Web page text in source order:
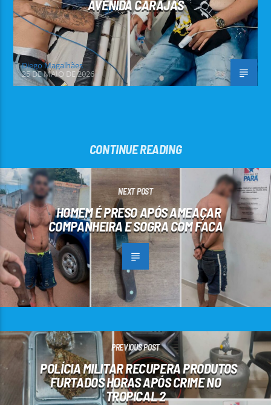
AVENIDA CARAJÁS
Diego Magalhães
25 DE MAIO DE 2026
CONTINUE READING
NEXT POST
HOMEM É PRESO APÓS AMEAÇAR
COMPANHEIRA E SOGRA COM FACA
PREVIOUS POST
POLÍCIA MILITAR RECUPERA PRODUTOS
FURTADOS HORAS APÓS CRIME NO
TROPICAL 2